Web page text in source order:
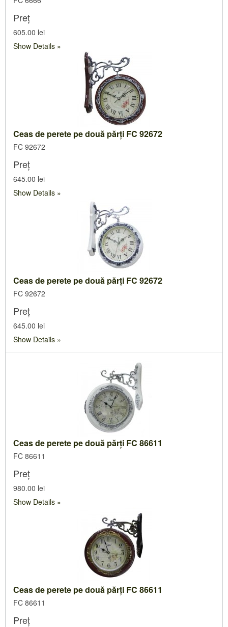
Preț
605.00 lei
Show Details
Ceas de perete pe două părți FC 92672
FC 92672
Preț
645.00 lei
Show Details
Ceas de perete pe două părți FC 92672
FC 92672
Preț
645.00 lei
Show Details
Сeas de perete pe două părți FC 86611
FC 86611
Preț
980.00 lei
Show Details
Сeas de perete pe două părți FC 86611
FC 86611
Preț